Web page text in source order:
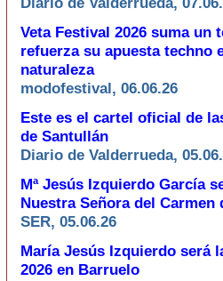
Veta Festival 2026 suma
refuerza su apuesta
naturaleza
modofestival, 06.06.26
Este es el cartel oficial de
de Santullán
Diario de Valderrueda,
Mª Jesús Izquierdo García
Nuestra Señora del
SER, 05.06.26
María Jesús Izquierdo será
2026 en Barruelo